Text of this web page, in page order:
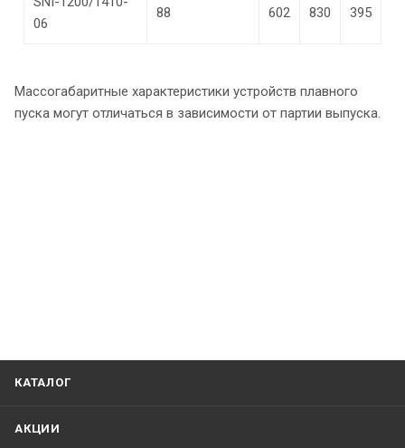
06
88 602 830 395
Массогабаритные характеристики устройств плавного
пуска могут отличаться в зависимости от партии выпуска.
КАТАЛОГ
АКЦИИ